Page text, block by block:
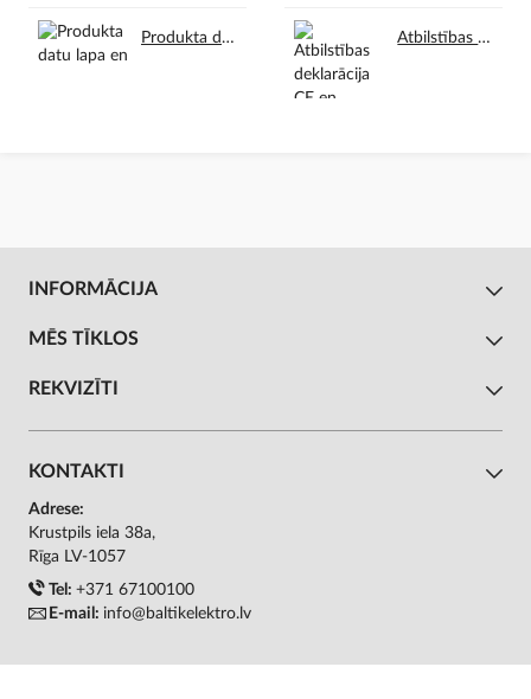
Produkta datu lapa en.pdf Atbilstības deklarācija CE en.pdf
INFORMĀCIJA
MĒS TĪKLOS
REKVIZĪTI
KONTAKTI
Adrese:
Krustpils iela 38a,
Rīga LV-1057
Tel: +371 67100100
E-mail: info@baltikelektro.lv